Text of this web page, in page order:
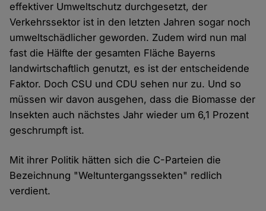
effektiver Umweltschutz durchgesetzt, der
Verkehrssektor ist in den letzten Jahren sogar noch
umweltschädlicher geworden. Zudem wird nun mal
fast die Hälfte der gesamten Fläche Bayerns
landwirtschaftlich genutzt, es ist der entscheidende
Faktor. Doch CSU und CDU sehen nur zu. Und so
müssen wir davon ausgehen, dass die Biomasse der
Insekten auch nächstes Jahr wieder um 6,1 Prozent
geschrumpft ist.
Mit ihrer Politik hätten sich die C-Parteien die
Bezeichnung "Weltuntergangssekten" redlich
verdient.